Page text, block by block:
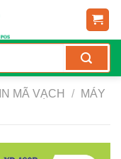
MÃ VẠCH /
MÁY